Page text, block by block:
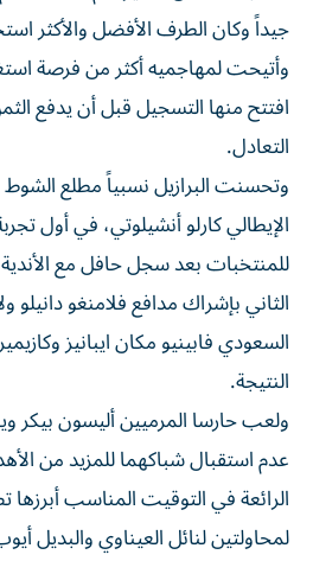
جيداً وكان الطرف الأفضل والأكثر
وأتيحت لمهاجميه أكثر من فرصة
افتتح منها التسجيل قبل أن يدفع
التعادل.
وتحسنت البرازيل نسبياً مطلع الشوط
الإيطالي كارلو أنشيلوتي، في أول
للمنتخبات بعد سجل حافل مع
الثاني بإشراك مدافع فلامنغو
السعودي فابينيو مكان ايبانيز
النتيجة.
ولعب حارسا المرميين أليسون بيكر
عدم استقبال شباكهما للمزيد من
الرائعة في التوقيت المناسب
لمحاولتين لنائل العيناوي والبديل